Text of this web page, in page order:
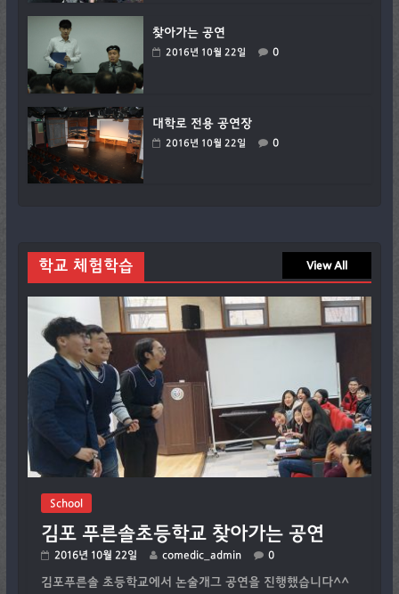
찾아가는 공연
2016년 10월 22일 0
대학로 전용 공연장
2016년 10월 22일 0
학교 체험학습 View All
School
김포 푸른솔초등학교 찾아가는 공연
2016년 10월 22일 comedic_admin 0
김포푸른솔 초등학교에서 논술개그 공연을 진행했습니다^^